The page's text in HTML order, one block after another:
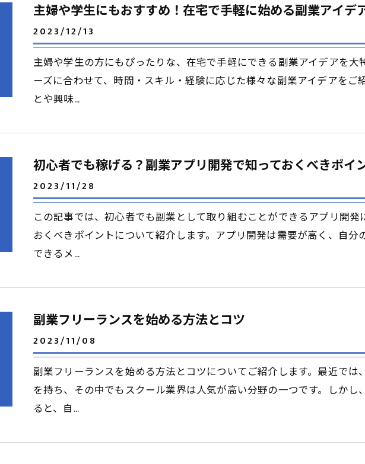
主婦や学生にもおすすめ！在宅で手軽に始める副業アイデ
2023/12/13
主婦や学生の方にもぴったりな、在宅で手軽にできる副業アイデアを大
ーズに合わせて、時間・スキル・経験に応じた様々な副業アイデアをご
とや興味…
初心者でも稼げる？副業アプリ開発で知っておくべきポイ
2023/11/28
この記事では、初心者でも副業として取り組むことができるアプリ開発
おくべきポイントについて紹介します。アプリ開発は需要が高く、自分
できるメ…
副業フリーランスを始める方法とコツ
2023/11/08
副業フリーランスを始める方法とコツについてご紹介します。最近では
を持ち、その中でもスクール業界は人気が高い分野の一つです。しかし
ると、自…